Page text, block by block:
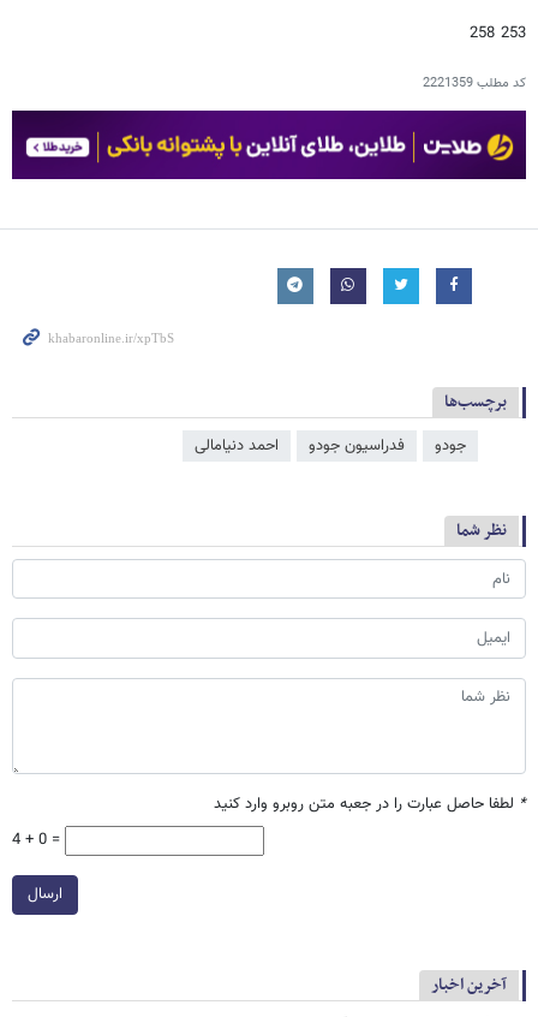
253 258
کد مطلب2221359
برچسب‌ها
جودو فدراسیون جودو احمد دنیامالی
نظر شما
* لطفا حاصل عبارت را در جعبه متن روبرو وارد کنید
4 + 0 =
ارسال
آخرین اخبار